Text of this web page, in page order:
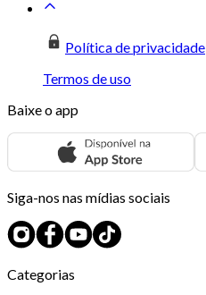
Política de privacidade
Termos de uso
Baixe o app
Siga-nos nas mídias sociais
Categorias